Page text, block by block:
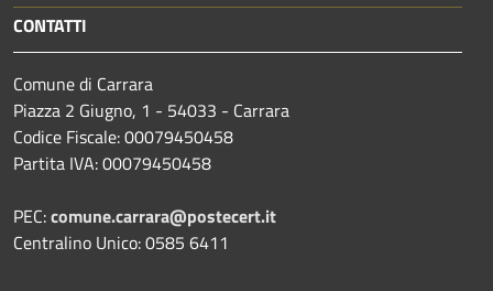
CONTATTI
Comune di Carrara
Piazza 2 Giugno, 1 - 54033 - Carrara
Codice Fiscale: 00079450458
Partita IVA: 00079450458
PEC:comune.carrara@postecert.it
Centralino Unico: 0585 6411